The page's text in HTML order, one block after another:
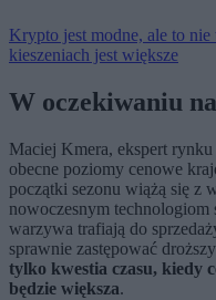
Krypto jest modne, ale to
kieszeniach jest większe
W oczekiwaniu
Maciej Kmera, ekspert
obecne poziomy cenowe
początki sezonu wiążą się z
nowoczesnym
warzywa trafiają do
sprawnie zastępować
tylko kwestia czasu, kiedy
będzie większa.